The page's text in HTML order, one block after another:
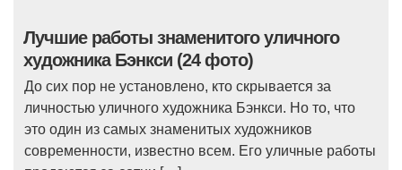
Лучшие работы знаменитого уличного
художника Бэнкси (24 фото)
До сих пор не установлено, кто скрывается за
личностью уличного художника Бэнкси. Но то, что
это один из самых знаменитых художников
современности, известно всем. Его уличные работы